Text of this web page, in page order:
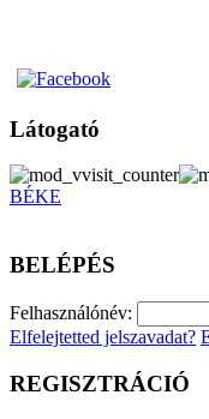
Látogató
BÉKE
BELÉPÉS
Felhasználónév:
Elfelejtetted jelszavadat?
REGISZTRÁCIÓ